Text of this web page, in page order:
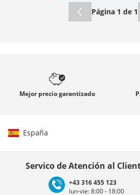
Página 1 de 1
Mejor preciogarantizado
España
Deutschland Österreich
Servico de Atención al
+43 316 455 123
lun-vie: 8:00 - 18:00